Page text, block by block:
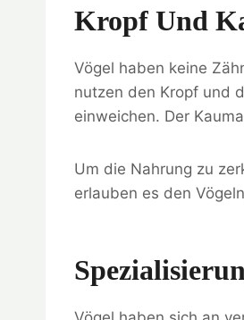
Kropf Und
Vögel haben keine
nutzen den Kropf und
einweichen. Der
Um die Nahrung zu
erlauben es den